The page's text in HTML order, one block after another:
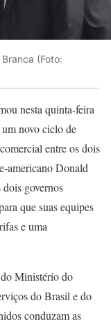
(Foto:
nesta quinta-feira
novo ciclo de
entre os dois
americano Donald
governos
que suas equipes
e uma
Ministério do
do Brasil e do
conduzam as